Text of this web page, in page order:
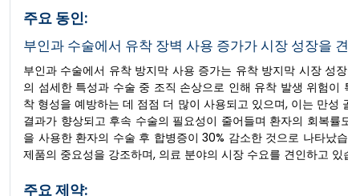
주요 동인:
부인과 수술에서 유착 장벽 사용 증가가 시장 성장을
부인과 수술에서 유착 방지막 사용 증가는 유착 방지막 시장 성
의 섬세한 특성과 수술 중 조직 손상으로 인해 유착 발생 위험
착 형성을 예방하는 데 점점 더 많이 사용되고 있으며, 이는 만
결과가 향상되고 후속 수술의 필요성이 줄어들며 환자의 회복
을 사용한 환자의 수술 후 합병증이 30% 감소한 것으로 나타났
제품의 중요성을 강조하며, 의료 분야의 시장 수요를 견인하고 있
주요 제약: